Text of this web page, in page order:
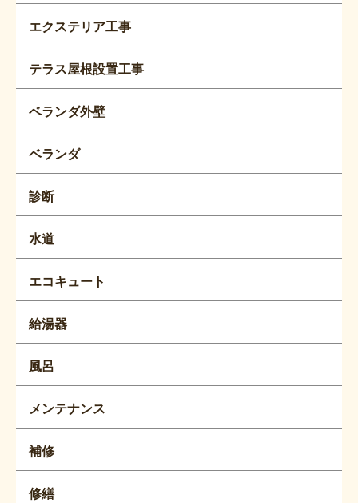
エクステリア工事
テラス屋根設置工事
ベランダ外壁
ベランダ
診断
水道
エコキュート
給湯器
風呂
メンテナンス
補修
修繕